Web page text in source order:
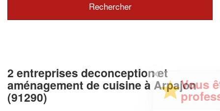
2 entreprises deconception et
aménagement de cuisine à Arpajon
(91290)
✕
Vous êtes un
professionnel ?